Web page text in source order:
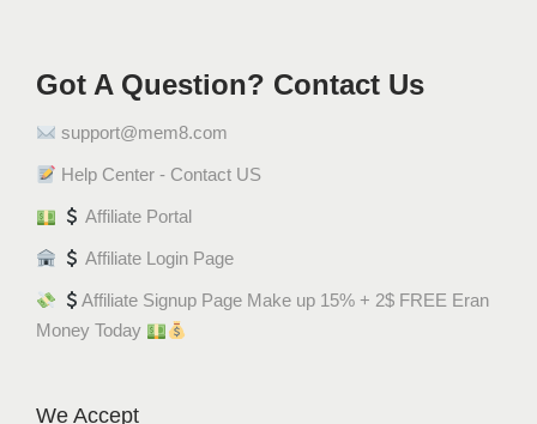
Got A Question? Contact Us
support@mem8.com
Help Center - Contact US
Affiliate Portal
Affiliate Login Page
Affiliate Signup Page Make up 15% + 2$ FREE Eran
Money Today
We Accept